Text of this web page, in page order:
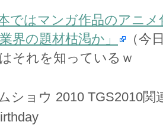
ではマンガ作品のアニ
界の題材枯渇か」
（今
それを知っているｗ
ショウ 2010 TGS2010関